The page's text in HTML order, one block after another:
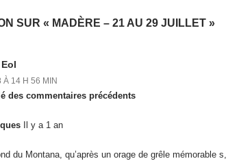
SUR « MADÈRE – 21 AU 29 JUILLET »
À 14 H 56 MIN
des commentaires précédents
Il y a 1 an
du Montana, qu’après un orage de grêle mémorable s,